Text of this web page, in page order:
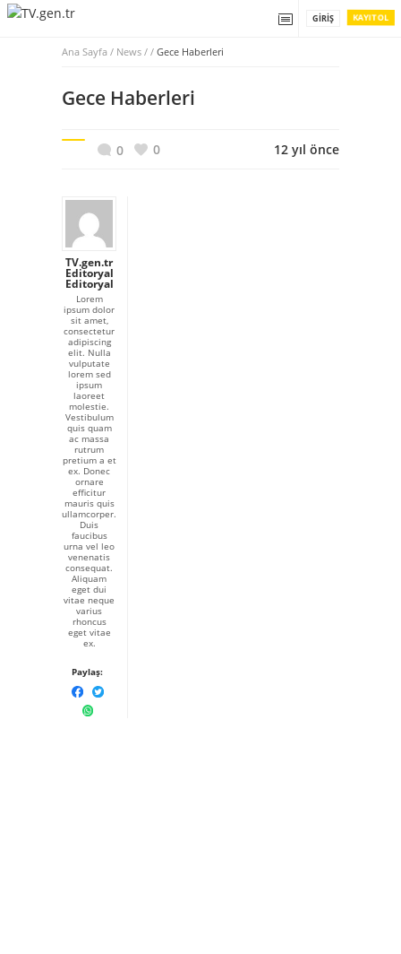
KAYIT OL
GIRIŞ
Ana Sayfa / News / / Gece Haberleri
Gece Haberleri
0 0 12 yıl önce
TV.gen.tr
Editoryal
Editoryal
Lorem
ipsum dolor
sit amet,
consectetur
adipiscing
elit. Nulla
vulputate
lorem sed
ipsum
laoreet
molestie.
Vestibulum
quis quam
ac massa
rutrum
pretium a et
ex. Donec
ornare
efficitur
mauris quis
ullamcorper.
Duis
faucibus
urna vel leo
venenatis
consequat.
Aliquam
eget dui
vitae neque
varius
rhoncus
eget vitae
ex.
Paylaş: